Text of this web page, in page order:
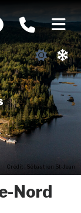
Crédit : Sébastien St-Jean
Nord